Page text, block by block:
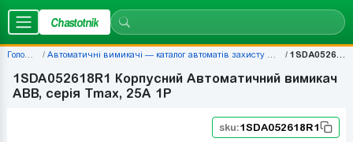
Chastotnik
Головна Автоматичні вимикачі — каталог автоматів захисту | Chastotnik.ua 1SDA052618R1
1SDA052618R1 Корпусний Автоматичний вимикач
ABB, серія Tmax, 25A 1P
sku:1SDA052618R1